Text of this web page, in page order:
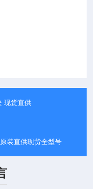
现货直供
装直供现货全型号